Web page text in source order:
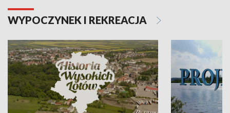
WYPOCZYNEK I REKREACJA